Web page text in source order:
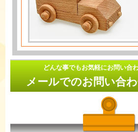
どんな事でもお気軽にお問い合
メールでのお問い合